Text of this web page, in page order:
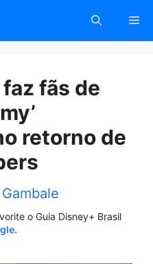
fãs de
retorno de
o Guia Disney+ Brasil